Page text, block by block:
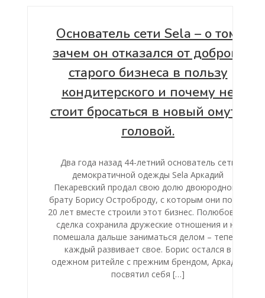
Основатель сети Sela – о том,
зачем он отказался от доброго
старого бизнеса в пользу
кондитерского и почему не
стоит бросаться в новый омут с
головой.
Два года назад 44-летний основатель сети
демократичной одежды Sela Аркадий
Пекаревский продал свою долю двоюродному
брату Борису Остроброду, с которым они почти
20 лет вместе строили этот бизнес. Полюбовная
сделка сохранила дружеские отношения и не
помешала дальше заниматься делом – теперь
каждый развивает свое. Борис остался в
одежном ритейле с прежним брендом, Аркадий
посвятил себя […]